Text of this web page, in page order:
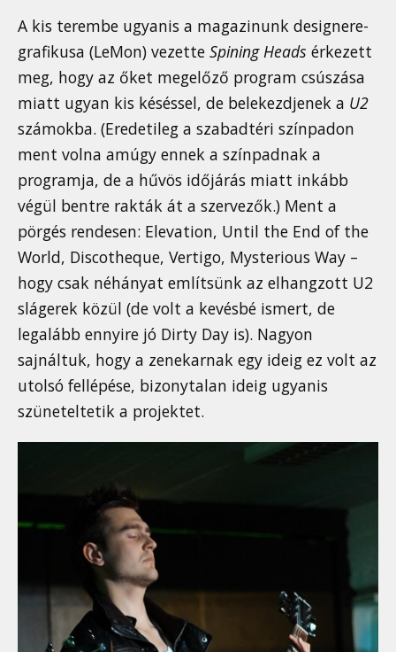
A kis terembe ugyanis a magazinunk designere-
grafikusa (LeMon) vezette Spining Heads érkezett
meg, hogy az őket megelőző program csúszása
miatt ugyan kis késéssel, de belekezdjenek a U2
számokba. (Eredetileg a szabadtéri színpadon
ment volna amúgy ennek a színpadnak a
programja, de a hűvös időjárás miatt inkább
végül bentre rakták át a szervezők.) Ment a
pörgés rendesen: Elevation, Until the End of the
World, Discotheque, Vertigo, Mysterious Way –
hogy csak néhányat említsünk az elhangzott U2
slágerek közül (de volt a kevésbé ismert, de
legalább ennyire jó Dirty Day is). Nagyon
sajnáltuk, hogy a zenekarnak egy ideig ez volt az
utolsó fellépése, bizonytalan ideig ugyanis
szüneteltetik a projektet.